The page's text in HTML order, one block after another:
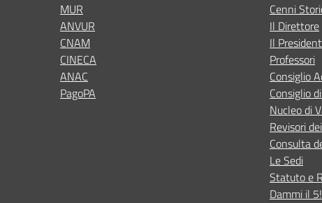
MUR
ANVUR
CNAM
CINECA
ANAC
PagoPA
Cenni
Il Direttore
Il
Professori
Consiglio
Consiglio
Nucleo di
Revisori
Consulta
Le Sedi
Statuto e
Dammi il 5!